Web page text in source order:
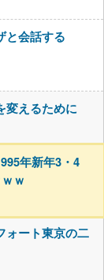
と会話する
変えるために
年新年3・4
ｗ
ォート東京の二